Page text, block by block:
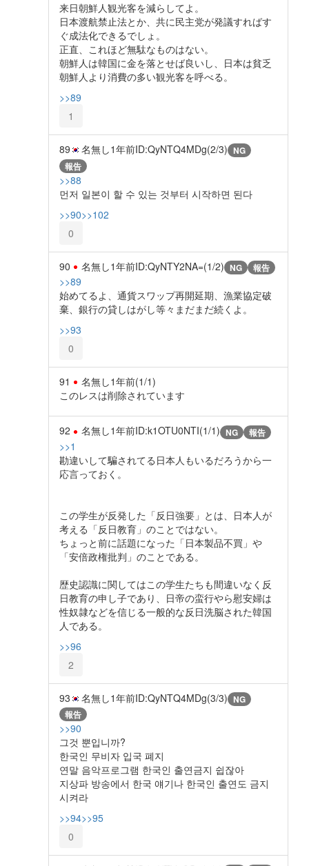
来日朝鮮人観光客を減らしてよ。
日本渡航禁止法とか、共に民主党が発議すればす
ぐ成法化できるでしょ。
正直、これほど無駄なものはない。
朝鮮人は韓国に金を落とせば良いし、日本は貧乏
朝鮮人より消費の多い観光客を呼べる。
>>89
1
89 名無し1年前ID:QyNTQ4MDg(2/3) NG
報告
>>88
먼저 일본이 할 수 있는 것부터 시작하면 된다
>>90>>102
0
90 名無し1年前ID:QyNTY2NA=(1/2) NG 報告
>>89
始めてるよ、通貨スワップ再開延期、漁業協定破
棄、銀行の貸しはがし等々まだまだ続くよ。
>>93
0
91 名無し1年前(1/1)
このレスは削除されています
92 名無し1年前ID:k1OTU0NTI(1/1) NG 報告
>>1
勘違いして騙されてる日本人もいるだろうから一
応言っておく。
この学生が反発した「反日強要」とは、日本人が
考える「反日教育」のことではない。
ちょっと前に話題になった「日本製品不買」や
「安倍政権批判」のことである。
歴史認識に関してはこの学生たちも間違いなく反
日教育の申し子であり、日帝の蛮行やら慰安婦は
性奴隷などを信じる一般的な反日洗脳された韓国
人である。
>>96
2
93 名無し1年前ID:QyNTQ4MDg(3/3) NG
報告
>>90
그것 뿐입니까?
한국인 무비자 입국 폐지
연말 음악프로그램 한국인 출연금지 쉽잖아
지상파 방송에서 한국 얘기나 한국인 출연도 금지
시켜라
>>94>>95
0